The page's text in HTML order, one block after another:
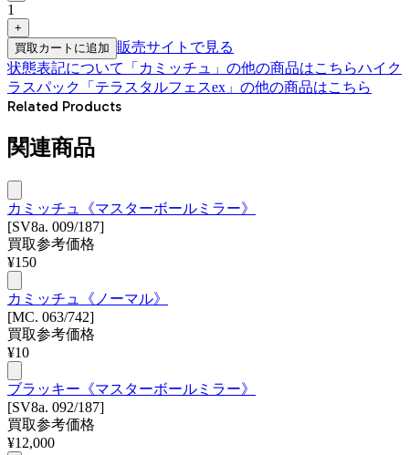
1
+
買取カートに追加
販売サイトで見る
状態表記について
「 カミッチュ 」の他の商品はこちらハイク
ラスパック「テラスタルフェスex」 の他の商品はこちら
Related Products
関連商品
カミッチュ《マスターボールミラー》
[SV8a. 009/187]
買取参考価格
¥150
カミッチュ《ノーマル》
[MC. 063/742]
買取参考価格
¥10
ブラッキー《マスターボールミラー》
[SV8a. 092/187]
買取参考価格
¥12,000